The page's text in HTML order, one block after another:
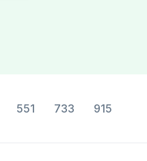
551 733 915